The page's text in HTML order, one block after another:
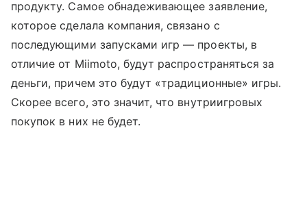
продукту. Самое обнадеживающее заявление,
которое сделала компания, связано с
последующими запусками игр — проекты, в
отличие от Miimoto, будут распространяться за
деньги, причем это будут «традиционные» игры.
Скорее всего, это значит, что внутриигровых
покупок в них не будет.